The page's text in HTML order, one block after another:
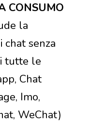
CONSUMO
la
chat senza
tutte le
Chat
Imo,
WeChat)